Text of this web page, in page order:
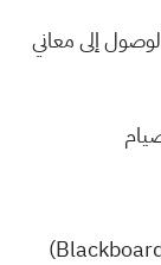
إلى معاني